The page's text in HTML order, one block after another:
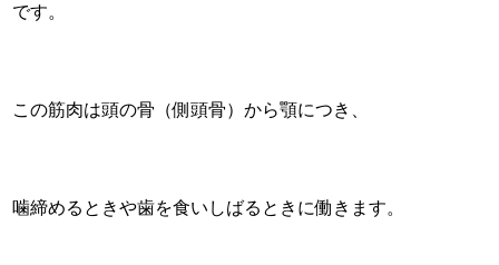
です。
この筋肉は頭の骨（側頭骨）から顎につき、
噛締めるときや歯を食いしばるときに働きます。